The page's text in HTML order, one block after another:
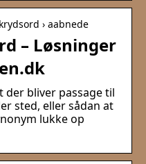
› aabnede
– Løsninger
der bliver passage til
sted, eller sådan at
lukke op